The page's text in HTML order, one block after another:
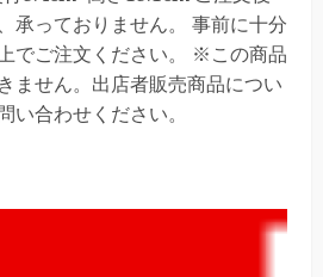
承っておりません。 事前に十分
でご注文ください。 ※この商品
ません。出店者販売商品につい
い合わせください。